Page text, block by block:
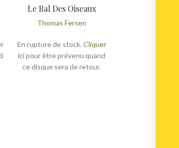
Le Bal Des Oiseaux
Thomas Fersen
En rupture de stock. Cliquer
icipour être prévenu quand
ce disque sera de retour.